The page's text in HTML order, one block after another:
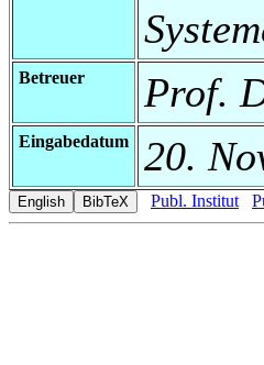
Betreuer Prof.
Eingabedatum 20.
Publ. Institut